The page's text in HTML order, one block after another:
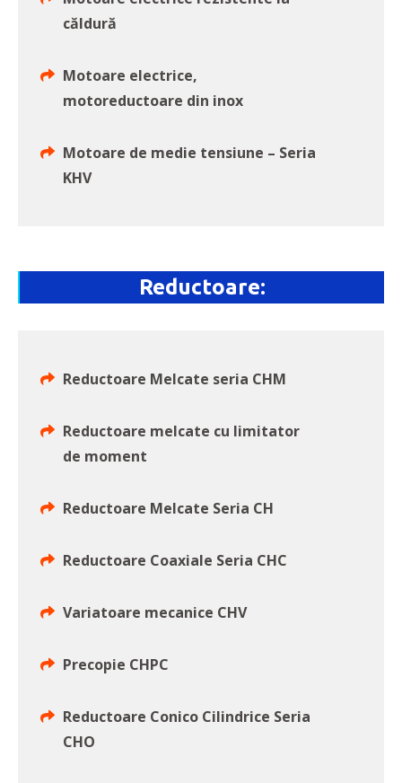
căldură
Motoare electrice,
motoreductoare din inox
Motoare de medie tensiune – Seria
KHV
Reductoare:
Reductoare Melcate seria CHM
Reductoare melcate cu limitator
de moment
Reductoare Melcate Seria CH
Reductoare Coaxiale Seria CHC
Variatoare mecanice CHV
Precopie CHPC
Reductoare Conico Cilindrice Seria
CHO